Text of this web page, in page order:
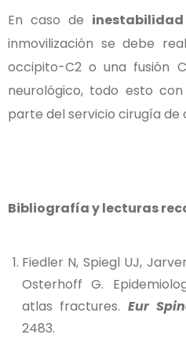
En caso de inestabilidad
inmovilización se debe
occipito-C2 o una fusión
neurológico, todo esto
parte del servicio cirugía de
Bibliografía y lecturas
Fiedler N, Spiegl UJ,
Osterhoff G.
atlas fractures. Eur
2483.